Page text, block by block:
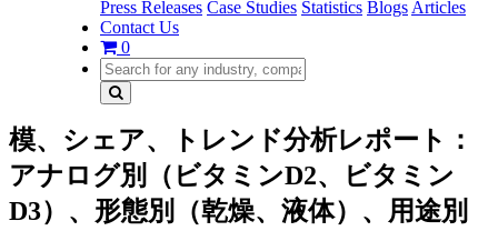
Press Releases Case Studies Statistics Blogs Articles
Contact Us
0
模、シェア、トレンド分析レポート：
アナログ別（ビタミンD2、ビタミン
D3）、形態別（乾燥、液体）、用途別